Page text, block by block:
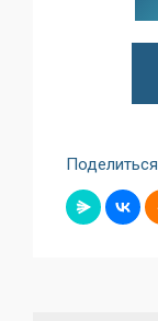
Поделиться